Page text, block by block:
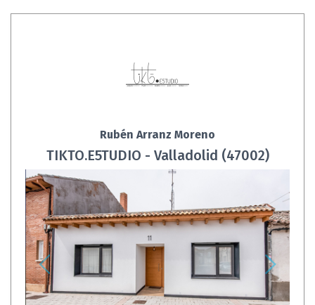
Rubén Arranz Moreno
TIKTO.E5TUDIO - Valladolid (47002)